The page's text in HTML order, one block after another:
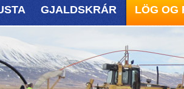
GJALDSKRÁR LÖG OG